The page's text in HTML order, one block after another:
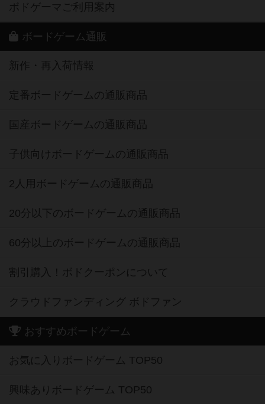
ボドゲーマご利用案内
ボードゲーム通販
新作・再入荷情報
定番ボードゲームの通販商品
国産ボードゲームの通販商品
子供向けボードゲームの通販商品
2人用ボードゲームの通販商品
20分以下のボードゲームの通販商品
60分以上のボードゲームの通販商品
割引購入！ボドクーポンについて
クラウドファンディング ボドファン
おすすめボードゲーム
お気に入りボードゲーム TOP50
興味ありボードゲーム TOP50